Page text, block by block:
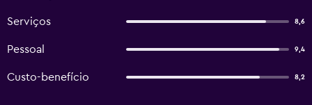
Serviços 8,6
Pessoal 9,4
Custo-benefício 8,2